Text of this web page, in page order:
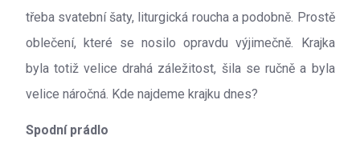
třeba svatební šaty, liturgická roucha a podobně. Prostě
oblečení, které se nosilo opravdu výjimečně. Krajka
byla totiž velice drahá záležitost, šila se ručně a byla
velice náročná. Kde najdeme krajku dnes?
Spodní prádlo